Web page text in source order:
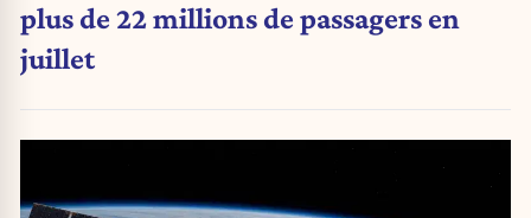
plus de 22 millions de passagers en
juillet